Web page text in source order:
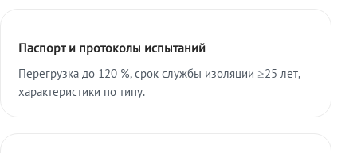
Паспорт и протоколы испытаний
Перегрузка до 120 %, срок службы изоляции ≥25 лет,
характеристики по типу.